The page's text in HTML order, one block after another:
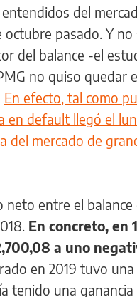
del
octubre pasado. Y no
del balance -el
no quiso quedar
En efecto, tal como
en default llegó el
del mercado de
neto entre el balance
En concreto, en
a uno
en 2019 tuvo
tenido una